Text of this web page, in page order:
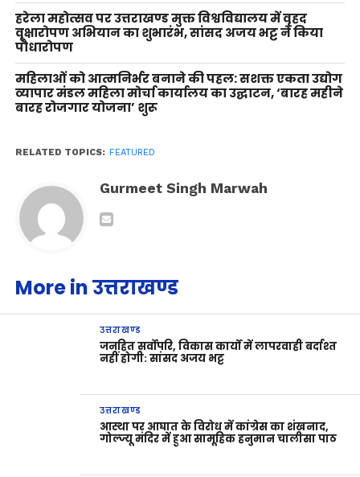
हरेला महोत्सव पर उत्तराखण्ड मुक्त विश्वविद्यालय में वृहद
वृक्षारोपण अभियान का शुभारंभ, सांसद अजय भट्ट ने किया
पौधारोपण
महिलाओं को आत्मनिर्भर बनाने की पहल: सशक्त एकता उद्योग
व्यापार मंडल महिला मोर्चा कार्यालय का उद्घाटन, ‘बारह महीने
बारह रोजगार योजना’ शुरू
RELATED TOPICS: FEATURED
Gurmeet Singh Marwah
More in उत्तराखण्ड
उत्तराखण्ड
जनहित सर्वोपरि, विकास कार्यों में लापरवाही बर्दाश्त
नहीं होगी: सांसद अजय भट्ट
उत्तराखण्ड
आस्था पर आघात के विरोध में कांग्रेस का शंखनाद,
गोल्ज्यू मंदिर में हुआ सामूहिक हनुमान चालीसा पाठ